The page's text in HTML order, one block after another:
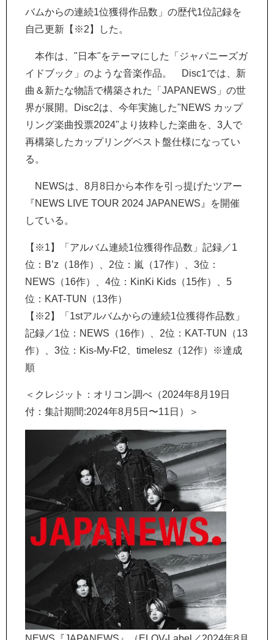
バムからの連続1位獲得作品数」の歴代1位記録を
自己更新【※2】した。
本作は、"日本"をテーマにした「ジャパニーズガ
イドブック」のような音楽作品。 Disc1では、新
曲＆新たな物語で構築された「JAPANEWS」の世
界が展開。Disc2は、今年実施した"NEWS カップ
リング楽曲投票2024"より抜粋した楽曲を、3人で
再構築したカップリングベスト盤仕様になってい
る。
NEWSは、8月8日から本作を引っ提げたツアー
『NEWS LIVE TOUR 2024 JAPANEWS』を開催
している。
【※1】「アルバム連続1位獲得作品数」記録／1
位：B’z（18作）、2位：嵐（17作）、3位：
NEWS（16作）、4位：KinKi Kids（15作）、5
位：KAT-TUN（13作）
【※2】「1stアルバムからの連続1位獲得作品数」
記録／1位：NEWS（16作）、2位：KAT-TUN（13
作）、3位：Kis-My-Ft2、timelesz（12作）※達成
順
＜クレジット：オリコン調べ（2024年8月19日
付：集計期間:2024年8月5日〜11日）＞